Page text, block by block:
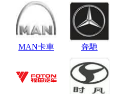
MAN卡車 奔馳